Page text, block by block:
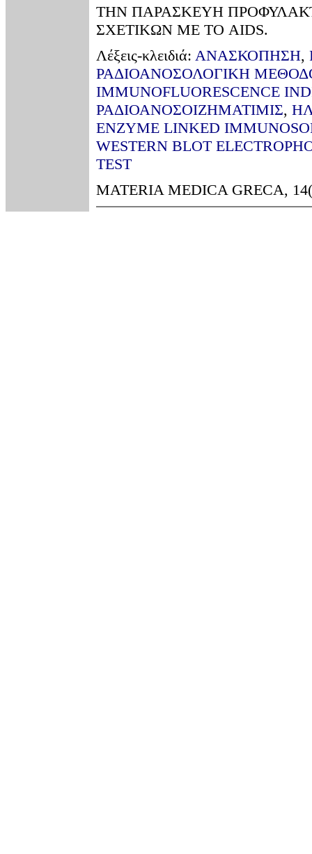
ΤΗΝ ΠΑΡΑΣΚΕΥΗ
ΣΧΕΤΙΚΩΝ ΜΕ ΤΟ AIDS.
Λέξεις-κλειδιά: ΑΝΑΣΚΟΠΗΣΗ,
ΡΑΔΙΟΑΝΟΣΟΛΟΓΙΚΗ
IMMUNOFLUORESCENCE
ΡΑΔΙΟΑΝΟΣΟΙΖΗΜΑΤΙΜΙΣ,
ENZYME LINKED
WESTERN BLOT
TEST
MATERIA MEDICA GRECA,